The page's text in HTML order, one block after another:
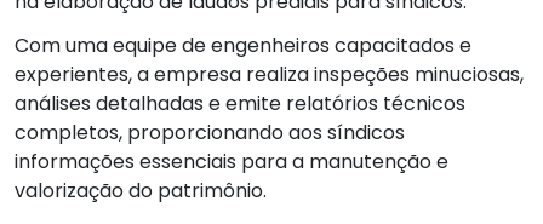
Com uma equipe de engenheiros capacitados e
experientes, a empresa realiza inspeções minuciosas,
análises detalhadas e emite relatórios técnicos
completos, proporcionando aos síndicos
informações essenciais para a manutenção e
valorização do patrimônio.